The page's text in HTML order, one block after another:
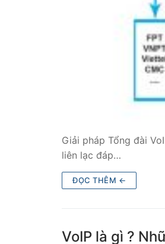
Giải pháp Tổng đài
liên lạc đáp…
ĐỌC THÊM ←
VoIP là gì ?